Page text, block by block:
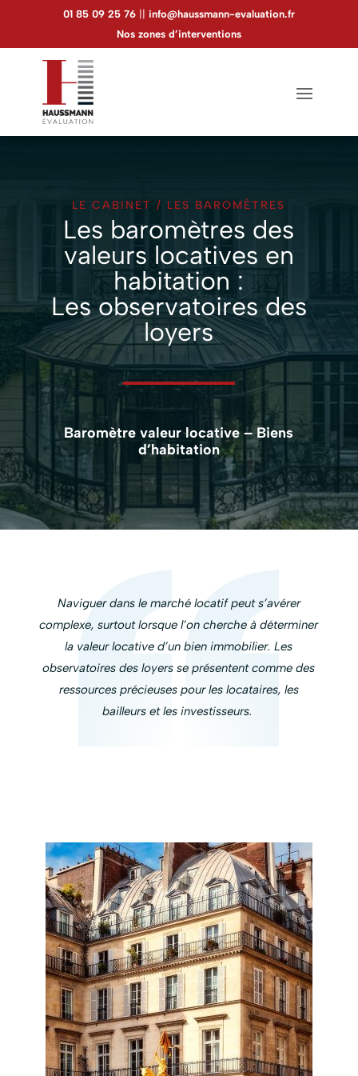
01 85 09 25 76|| info@haussmann-evaluation.fr
Nos zones d’interventions
LE CABINET / LES BAROMÈTRES
Les baromètres des
valeurs locatives en
habitation :
Les observatoires des
loyers
Baromètre valeur locative – Biens
d’habitation
Naviguer dans le marché locatif peut s’avérer
complexe, surtout lorsque l’on cherche à déterminer
la valeur locative d’un bien immobilier. Les
observatoires des loyers se présentent comme des
ressources précieuses pour les locataires, les
bailleurs et les investisseurs.